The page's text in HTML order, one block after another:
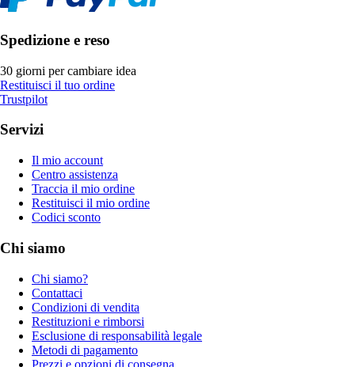
Spedizione e reso
30 giorni per cambiare idea
Restituisci il tuo ordine
Trustpilot
Servizi
Il mio account
Centro assistenza
Traccia il mio ordine
Restituisci il mio ordine
Codici sconto
Chi siamo
Chi siamo?
Contattaci
Condizioni di vendita
Restituzioni e rimborsi
Esclusione di responsabilità legale
Metodi di pagamento
Prezzi e opzioni di consegna